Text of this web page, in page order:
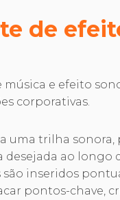
de
e efeito
corporativas.
uma trilha sonora,
desejada ao longo
são inseridos
pontos-chave,